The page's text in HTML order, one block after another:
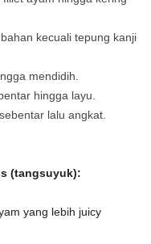
kecuali tepung kanji
mendidih.
hingga layu.
lalu angkat.
(tangsuyuk):
yang lebih juicy